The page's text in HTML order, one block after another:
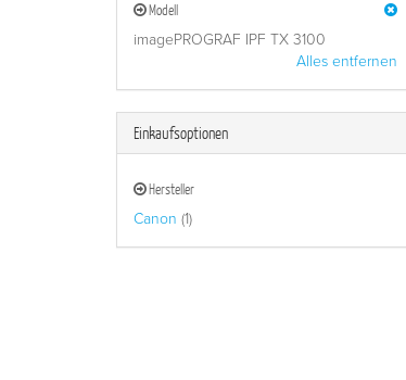
Modell
imagePROGRAF IPF TX 3100
Alles entfernen
Einkaufsoptionen
Hersteller
Canon (1)